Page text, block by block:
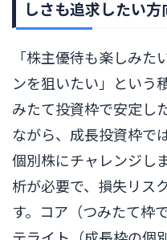
しさも追求したい方
「株主優待も楽しみ
ンを狙いたい」という
みたて投資枠で安定し
ながら、成長投資枠で
個別株にチャレンジし
析が必要で、損失リス
す。コア（つみたて枠